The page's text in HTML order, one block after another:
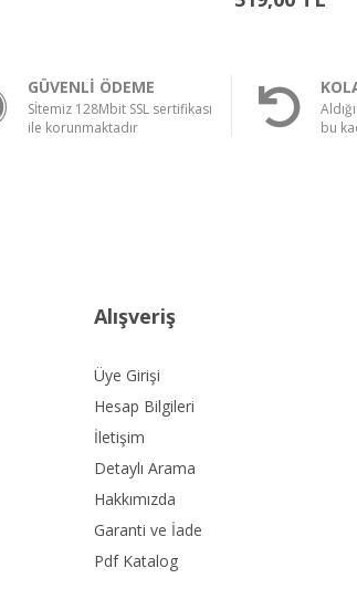
GÜVENLİ ÖDEME
Sİtemiz 128Mbit SSL sertifikası
ile korunmaktadır
bu
Alışveriş
Üye Girişi
Hesap Bilgileri
İletişim
Detaylı Arama
Hakkımızda
Garanti ve İade
Pdf Katalog